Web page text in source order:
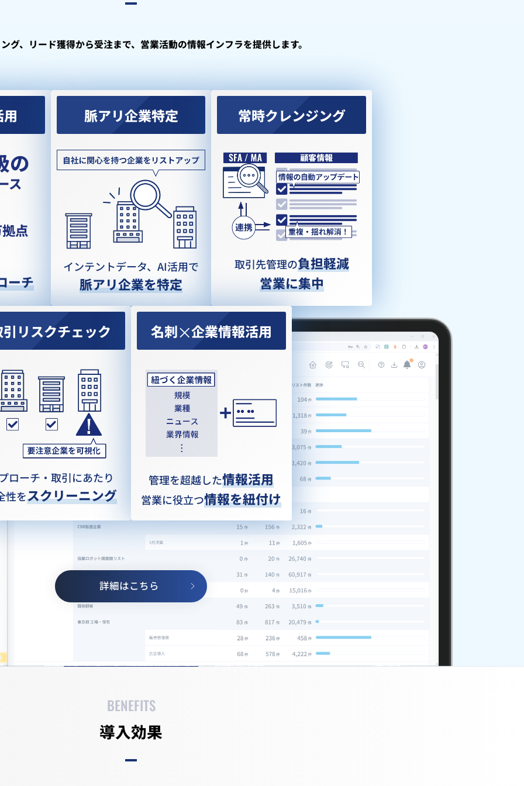
グ、リード獲得から受注まで、 営業活動の情報インフラを提供します。
の
ス
点
ーチ
脈アリ企業特定
インテントデータ、 AI活用で
脈アリ企業を特定
常時クレンジング
取引先管理の負担軽減
営業に集中
リスクチェック
ローチ・取引にあたり
性をスクリーニング
名刺 企業情報活用
管理を超越した情報活用
営業に役立つ情報を紐付け
詳細はこちら
BENEFITS
導入効果